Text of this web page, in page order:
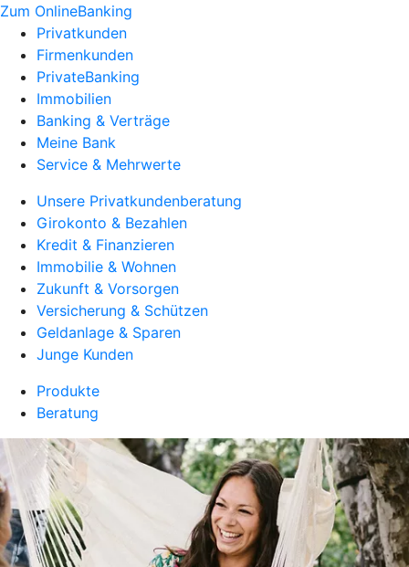
Zum OnlineBanking
Privatkunden
Firmenkunden
PrivateBanking
Immobilien
Banking & Verträge
Meine Bank
Service & Mehrwerte
Unsere Privatkundenberatung
Girokonto & Bezahlen
Kredit & Finanzieren
Immobilie & Wohnen
Zukunft & Vorsorgen
Versicherung & Schützen
Geldanlage & Sparen
Junge Kunden
Produkte
Beratung